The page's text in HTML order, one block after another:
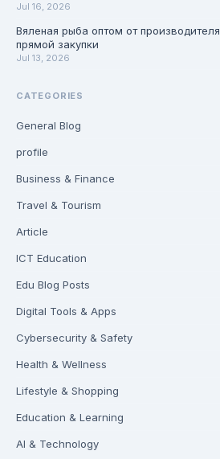
Jul 16, 2026
Вяленая рыба оптом от
прямой закупки
Jul 13, 2026
CATEGORIES
General Blog
profile
Business & Finance
Travel & Tourism
Article
ICT Education
Edu Blog Posts
Digital Tools & Apps
Cybersecurity & Safety
Health & Wellness
Lifestyle & Shopping
Education & Learning
AI & Technology